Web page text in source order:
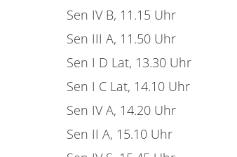
Sen IV B, 11.15 Uhr
Sen III A, 11.50 Uhr
Sen I D Lat, 13.30 Uhr
Sen I C Lat, 14.10 Uhr
Sen IV A, 14.20 Uhr
Sen II A, 15.10 Uhr